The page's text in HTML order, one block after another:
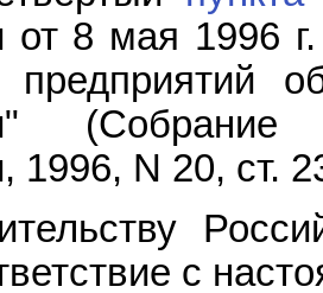
от 8 мая 1996
предприятий
(Собрание
1996, N 20, ст.
с